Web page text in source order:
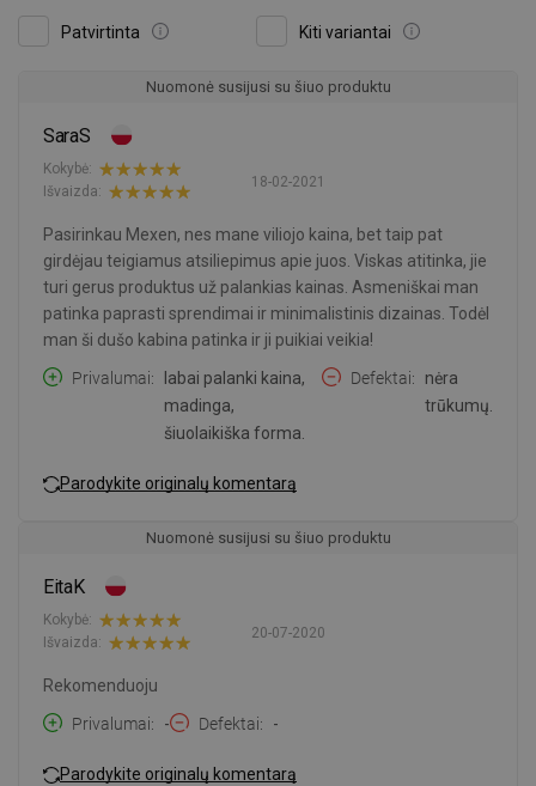
Patvirtinta Kiti variantai
Nuomonė susijusi su šiuo produktu
SaraS
18-02-2021
Kokybė:
Išvaizda:
Pasirinkau Mexen, nes mane viliojo kaina, bet taip pat
girdėjau teigiamus atsiliepimus apie juos. Viskas atitinka, jie
turi gerus produktus už palankias kainas. Asmeniškai man
patinka paprasti sprendimai ir minimalistinis dizainas. Todėl
man ši dušo kabina patinka ir ji puikiai veikia!
Privalumai
labai palanki kaina,
madinga,
šiuolaikiška forma.
Defektai
nėra
trūkumų.
Parodykite originalų komentarą
Nuomonė susijusi su šiuo produktu
EitaK
20-07-2020
Kokybė:
Išvaizda:
Rekomenduoju
Privalumai
- Defektai -
Parodykite originalų komentarą